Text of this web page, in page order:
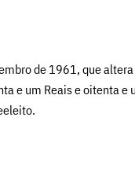
de 1961, que
e um Reais e oitenta